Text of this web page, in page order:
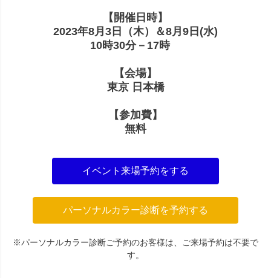
【開催日時】
2023年8月3日（木）＆8月9日(水)
10時30分－17時
【会場】
東京 日本橋
【参加費】
無料
イベント来場予約をする
パーソナルカラー診断を予約する
※パーソナルカラー診断ご予約のお客様は、ご来場予約は不要で
す。